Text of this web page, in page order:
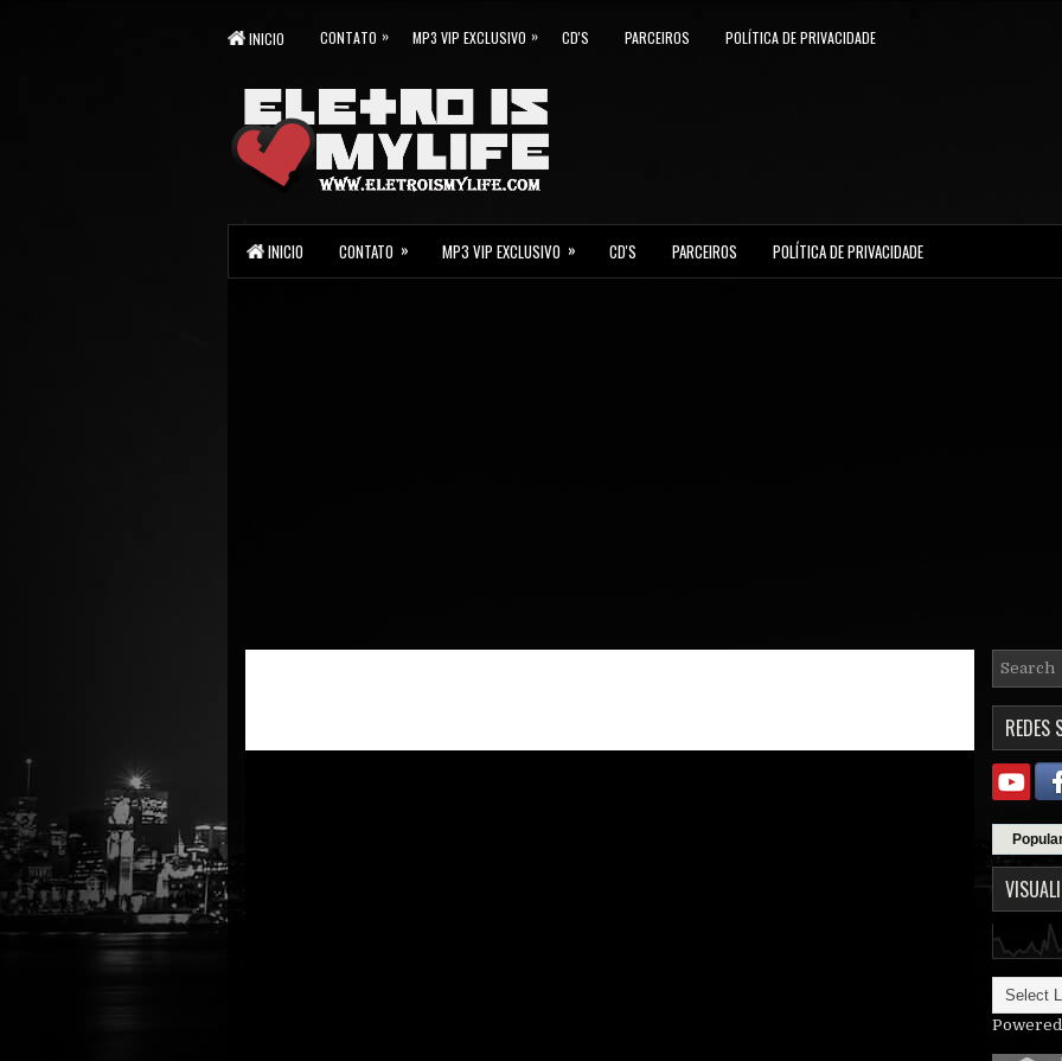
INICIO CONTATO » MP3 VIP EXCLUSIVO » CD'S PARCEIROS POLÍTICA DE PRIVACIDADE
INICIO CONTATO » MP3 VIP EXCLUSIVO » CD'S PARCEIROS POLÍTICA DE PRIVACIDADE
REDES